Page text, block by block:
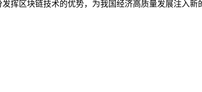
挥区块链技术的优势，为我国经济高质量发展注入新